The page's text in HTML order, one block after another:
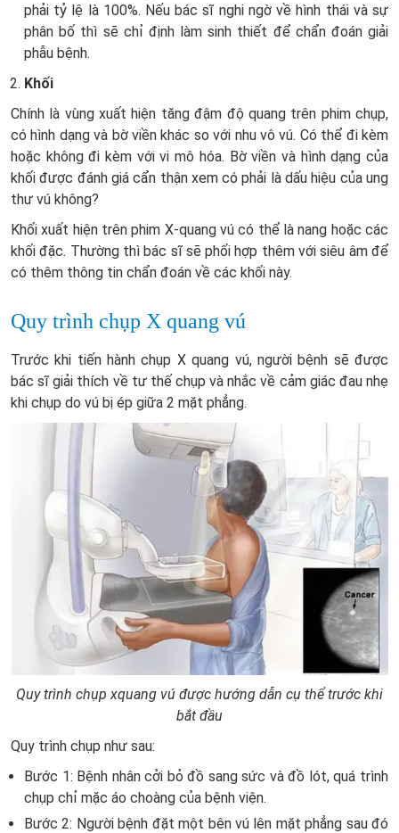
phải tỷ lệ là 100%. Nếu bác sĩ nghi ngờ về hình thái và sự
phân bố thì sẽ chỉ định làm sinh thiết để chẩn đoán giải
phẫu bệnh.
Khối
Chính là vùng xuất hiện tăng đậm độ quang trên phim chụp,
có hình dạng và bờ viền khác so với nhu vô vú. Có thể đi kèm
hoặc không đi kèm với vi mô hóa. Bờ viền và hình dạng của
khối được đánh giá cẩn thận xem có phải là dấu hiệu của ung
thư vú không?
Khối xuất hiện trên phim X-quang vú có thể là nang hoặc các
khối đặc. Thường thì bác sĩ sẽ phối hợp thêm với siêu âm để
có thêm thông tin chẩn đoán về các khối này.
Quy trình chụp X quang vú
Trước khi tiến hành chụp X quang vú, người bệnh sẽ được
bác sĩ giải thích về tư thế chụp và nhắc về cảm giác đau nhẹ
khi chụp do vú bị ép giữa 2 mặt phẳng.
Quy trình chụp xquang vú được hướng dẫn cụ thể trước khi
bắt đầu
Quy trình chụp như sau:
Bước 1: Bệnh nhân cởi bỏ đồ sang sức và đồ lót, quá trình
chụp chỉ mặc áo choàng của bệnh viện.
Bước 2: Người bệnh đặt một bên vú lên mặt phẳng sau đó